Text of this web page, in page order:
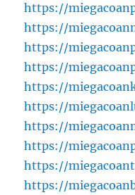
https://
https://
https://
https://
https://
https://
https://
https://
https://
https://